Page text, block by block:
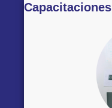
Capacitaciones